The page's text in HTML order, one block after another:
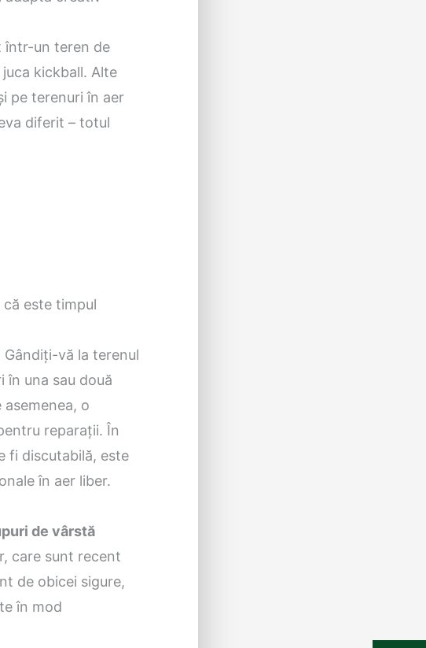
într-un teren de
kickball. Alte
pe terenuri în aer
diferit – totul
este timpul
vă la terenul
în una sau două
o
reparații. În
fi discutabilă, este
în aer liber.
de vârstă
care sunt recent
de obicei sigure,
în mod